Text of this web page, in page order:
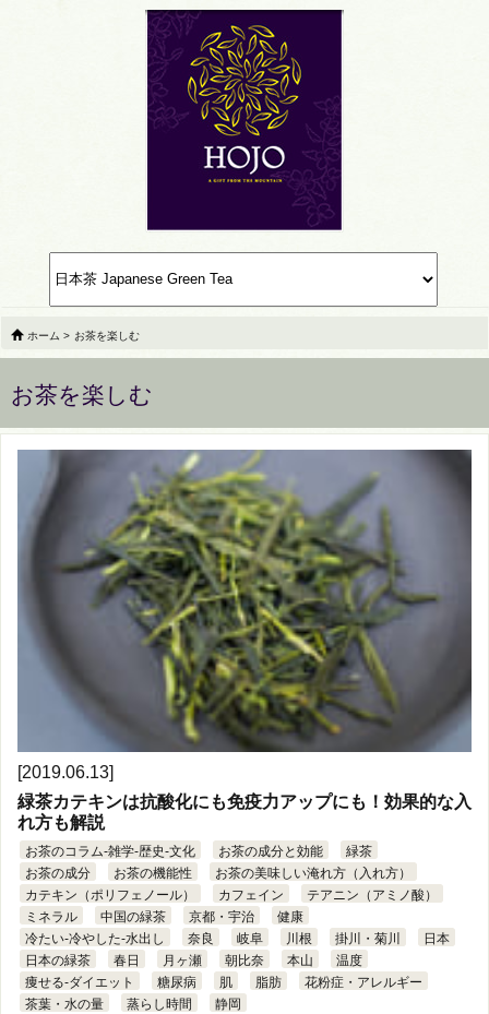
ホーム > お茶を楽しむ
お茶を楽しむ
[2019.06.13]
緑茶カテキンは抗酸化にも免疫力アップにも！効果的な入
れ方も解説
お茶のコラム-雑学-歴史-文化 お茶の成分と効能
緑茶
お茶の成分
お茶の機能性
お茶の美味しい淹れ方（入れ方）
カテキン（ポリフェノール）
カフェイン
テアニン（アミノ酸）
ミネラル
中国の緑茶 京都・宇治
健康
冷たい-冷やした-水出し
奈良 岐阜 川根 掛川・菊川
日本
日本の緑茶
春日 月ヶ瀬 朝比奈 本山
温度
痩せる-ダイエット
糖尿病 肌 脂肪
花粉症・アレルギー
茶葉・水の量
蒸らし時間 静岡